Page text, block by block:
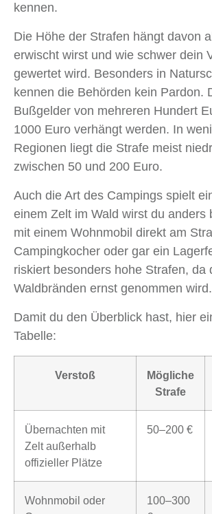
kennen.
Die Höhe der Strafen hängt davon
erwischt wirst und wie schwer dein
gewertet wird. Besonders in
kennen die Behörden kein Pardon.
Bußgelder von mehreren Hundert
1000 Euro verhängt werden. In
Regionen liegt die Strafe meist
zwischen 50 und 200 Euro.
Auch die Art des Campings spielt
einem Zelt im Wald wirst du anders
mit einem Wohnmobil direkt am
Campingkocher oder gar ein
riskiert besonders hohe Strafen, da
Waldbränden ernst genommen wird.
Damit du den Überblick hast, hier
Tabelle:
Verstoß
Mögliche
Strafe
Übernachten mit
Zelt außerhalb
offizieller Plätze
50–200 €
Wohnmobil oder
100–300